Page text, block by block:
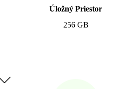
Úložný Priestor
256 GB